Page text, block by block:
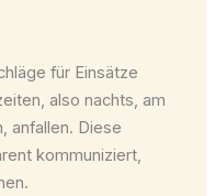
für Einsätze
also nachts, am
anfallen. Diese
kommuniziert,